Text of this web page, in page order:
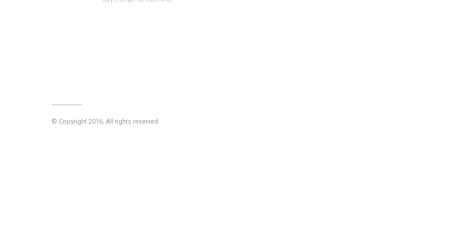
© Copyright 2016, All rights reserved